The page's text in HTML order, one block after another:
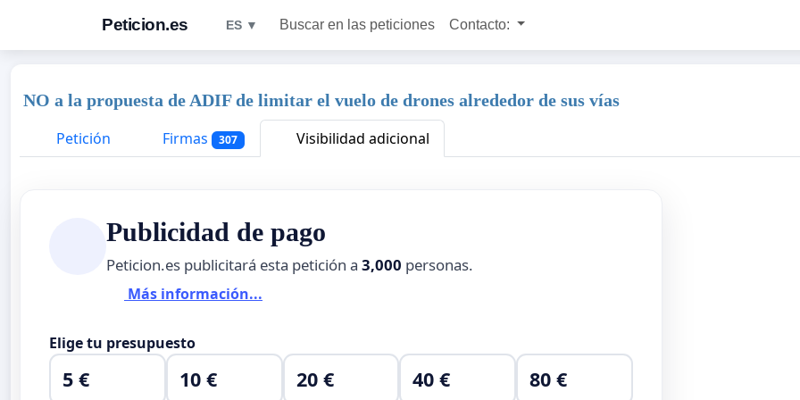
Peticion.es ES ▼ Buscar en las peticiones Contacto:
NO a la propuesta de ADIF de limitar el vuelo de drones alrededor de sus vías
Petición
Firmas 307 Visibilidad adicional
Publicidad de pago
Peticion.es publicitará esta petición a 3,000 personas.
Más información...
Elige tu presupuesto
5 € 10 € 20 € 40 € 80 €